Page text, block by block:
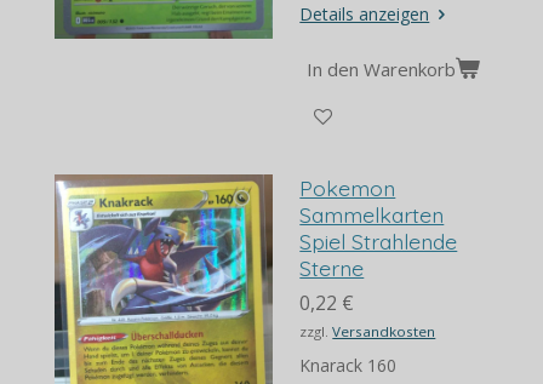
Details anzeigen
In den Warenkorb
Pokemon
Sammelkarten
Spiel Strahlende
Sterne
0,22 €
zzgl.Versandkosten
Knarack 160